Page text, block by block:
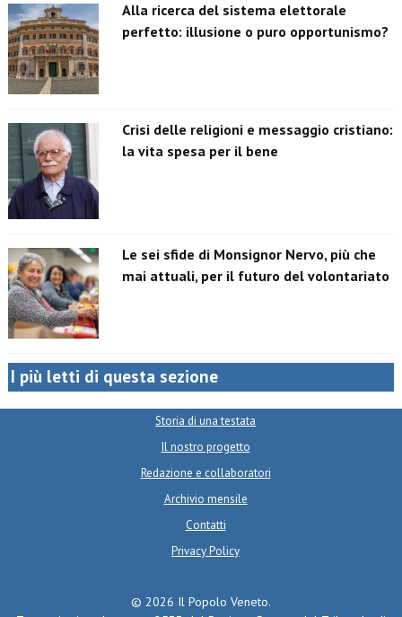
Alla ricerca del sistema elettorale
perfetto: illusione o puro opportunismo?
Crisi delle religioni e messaggio cristiano:
la vita spesa per il bene
Le sei sfide di Monsignor Nervo, più che
mai attuali, per il futuro del volontariato
I più letti di questa sezione
Storia di una testata
Il nostro progetto
Redazione e collaboratori
Archivio mensile
Contatti
Privacy Policy
© 2026 Il Popolo Veneto.